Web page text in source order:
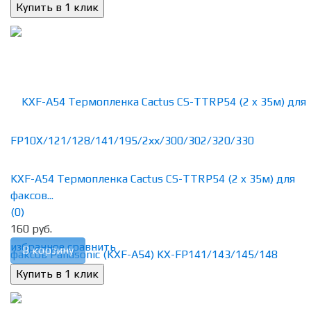
избранное сравнить
KXF-A54 Термопленка Cactus CS-TTRP54 (2 x 35м) для
факсов...
(0)
160 руб.
В корзину